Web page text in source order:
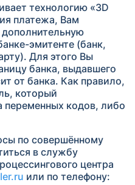
технологию «3D
платежа, Вам
эмитенте (банк,
Для этого Вы
банка, выдавшего
от банка. Как правило,
который
переменных кодов, либо
по совершённому
в службу
центра
или по телефону: